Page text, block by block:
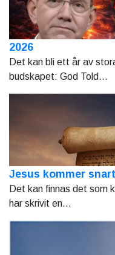
2026
Det kan bli ett år av
budskapet: God Told...
Jesus kommer
Det kan finnas det som
har skrivit en...